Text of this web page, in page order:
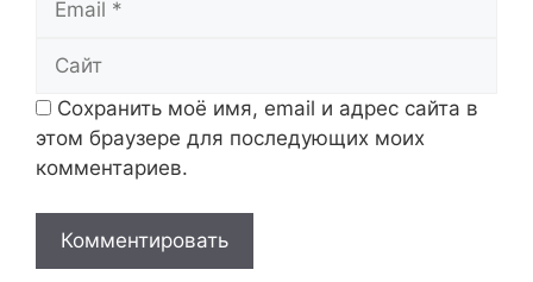
Сохранить моё имя, email и адрес сайта в
этом браузере для последующих моих
комментариев.